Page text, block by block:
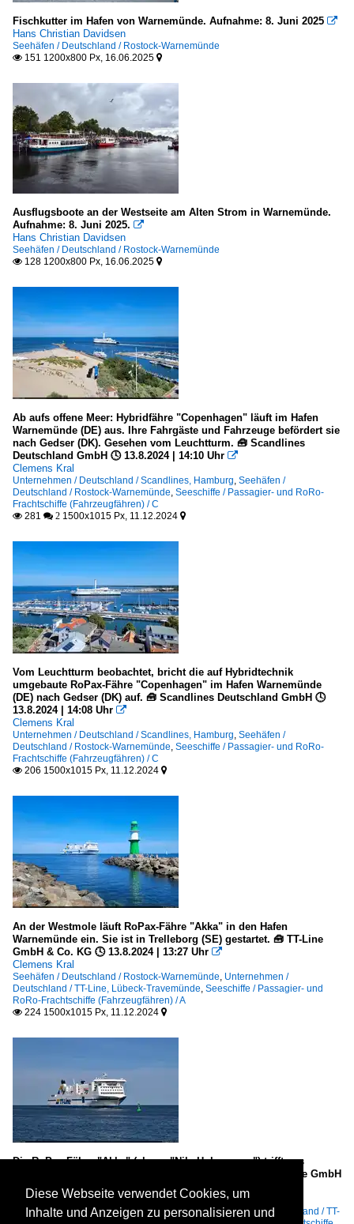
Fischkutter im Hafen von Warnemünde. Aufnahme: 8. Juni 2025 
Hans Christian Davidsen
Seehäfen / Deutschland / Rostock-Warnemünde
 151 1200x800 Px, 16.06.2025 
Ausflugsboote an der Westseite am Alten Strom in Warnemünde.
Aufnahme: 8. Juni 2025. 
Hans Christian Davidsen
Seehäfen / Deutschland / Rostock-Warnemünde
 128 1200x800 Px, 16.06.2025 
Ab aufs offene Meer: Hybridfähre "Copenhagen" läuft im Hafen
Warnemünde (DE) aus. Ihre Fahrgäste und Fahrzeuge befördert sie
nach Gedser (DK). Gesehen vom Leuchtturm. 🧰 Scandlines
Deutschland GmbH 🕓 13.8.2024 | 14:10 Uhr 
Clemens Kral
Unternehmen / Deutschland / Scandlines, Hamburg, Seehäfen /
Deutschland / Rostock-Warnemünde, Seeschiffe / Passagier- und RoRo-
Frachtschiffe (Fahrzeugfähren) / C
 281  2 1500x1015 Px, 11.12.2024 
Vom Leuchtturm beobachtet, bricht die auf Hybridtechnik
umgebaute RoPax-Fähre "Copenhagen" im Hafen Warnemünde
(DE) nach Gedser (DK) auf. 🧰 Scandlines Deutschland GmbH 🕓
13.8.2024 | 14:08 Uhr 
Clemens Kral
Unternehmen / Deutschland / Scandlines, Hamburg, Seehäfen /
Deutschland / Rostock-Warnemünde, Seeschiffe / Passagier- und RoRo-
Frachtschiffe (Fahrzeugfähren) / C
 206 1500x1015 Px, 11.12.2024 
An der Westmole läuft RoPax-Fähre "Akka" in den Hafen
Warnemünde ein. Sie ist in Trelleborg (SE) gestartet. 🧰 TT-Line
GmbH & Co. KG 🕓 13.8.2024 | 13:27 Uhr 
Clemens Kral
Seehäfen / Deutschland / Rostock-Warnemünde, Unternehmen /
Deutschland / TT-Line, Lübeck-Travemünde, Seeschiffe / Passagier- und
RoRo-Frachtschiffe (Fahrzeugfähren) / A
 224 1500x1015 Px, 11.12.2024 
Die RoPax-Fähre "Akka" (ehem. "Nils Holgersson") trifft aus
Trelleborg (SE) in Rostock-Warnemünde (DE) ein. 🧰 TT-Line GmbH
& Co. KG 🕓 13.8.2024 | 13:28 Uhr

Clemens Kral
Meere, Seegebiete / Deutschland / Ostsee,Unternehmen / Deutschland / TT-
Diese Webseite verwendet Cookies, um
Inhalte und Anzeigen zu personalisieren und